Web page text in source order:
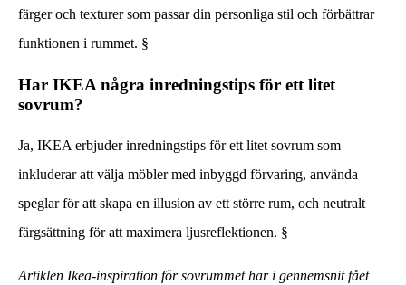
färger och texturer som passar din personliga stil och förbättrar
funktionen i rummet. §
Har IKEA några inredningstips för ett litet
sovrum?
Ja, IKEA erbjuder inredningstips för ett litet sovrum som
inkluderar att välja möbler med inbyggd förvaring, använda
speglar för att skapa en illusion av ett större rum, och neutralt
färgsättning för att maximera ljusreflektionen. §
Artiklen Ikea-inspiration för sovrummet har i gennemsnit fået